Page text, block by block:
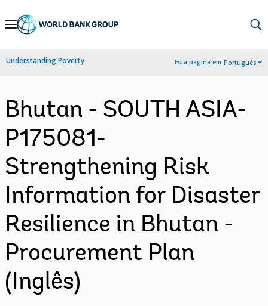
Skip
Navigation
Understanding Poverty Esta página em:Português
Bhutan - SOUTH ASIA-
P175081-
Strengthening Risk
Information for Disaster
Resilience in Bhutan -
Procurement Plan
(Inglês)